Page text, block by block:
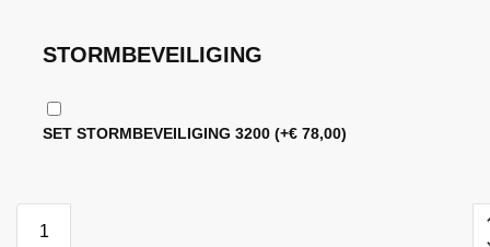
STORMBEVEILIGING
SET STORMBEVEILIGING 3200(+€ 78,00)